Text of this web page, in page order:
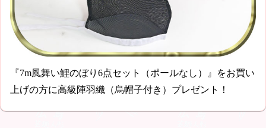
『7m風舞い鯉のぼり6点セット（ポールなし）』をお買い
上げの方に高級陣羽織（烏帽子付き）プレゼント！